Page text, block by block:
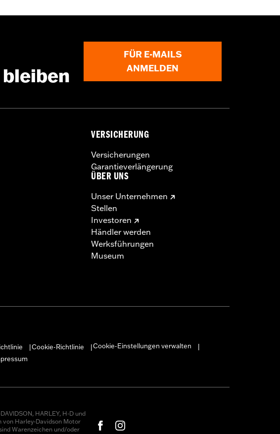
FÜR E-MAILS
ANMELDEN
VERSICHERUNG
Versicherungen
Garantieverlängerung
ÜBER UNS
Unser Unternehmen
Stellen
Investoren
Händler werden
Werksführungen
Museum
Cookie-Richtlinie Cookie-Einstellungen verwalten
HARLEY, H-D und
von Harley-Davidson Motor
Warenzeichen und/oder